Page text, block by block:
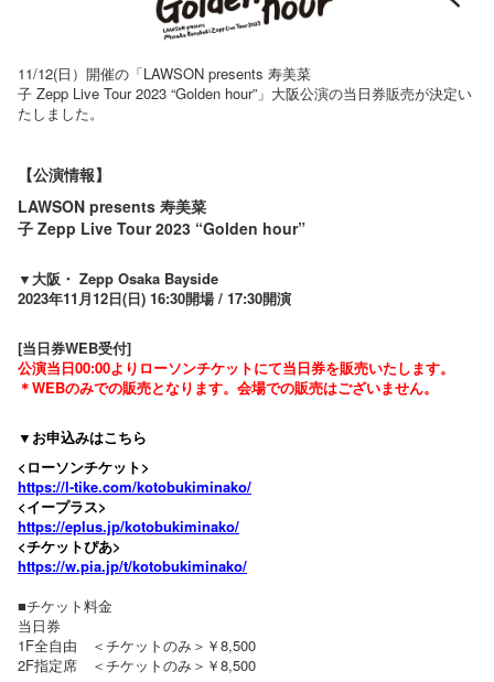
11/12(日）開催の「LAWSON presents 寿美菜
子 Zepp Live Tour 2023 “Golden hour”」大阪公演の当日券販売が決定い
たしました。
【公演情報】
LAWSON presents 寿美菜
子 Zepp Live Tour 2023 “Golden hour”
▼大阪・ Zepp Osaka Bayside
2023年11月12日(日) 16:30開場 / 17:30開演
[当日券WEB受付]
公演当日00:00よりローソンチケットにて当日券を販売いたします。
＊WEBのみでの販売となります。会場での販売はございません。
▼お申込みはこちら
<ローソンチケット>
https://l-tike.com/kotobukiminako/
<イープラス>
https://eplus.jp/kotobukiminako/
<チケットぴあ>
https://w.pia.jp/t/kotobukiminako/
■チケット料金
当日券
1F全自由 ＜チケットのみ＞￥8,500
2F指定席 ＜チケットのみ＞￥8,500